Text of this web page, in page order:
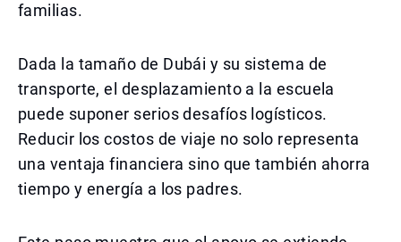
familias.
Dada la tamaño de Dubái y su sistema de
transporte, el desplazamiento a la escuela
puede suponer serios desafíos logísticos.
Reducir los costos de viaje no solo representa
una ventaja financiera sino que también ahorra
tiempo y energía a los padres.